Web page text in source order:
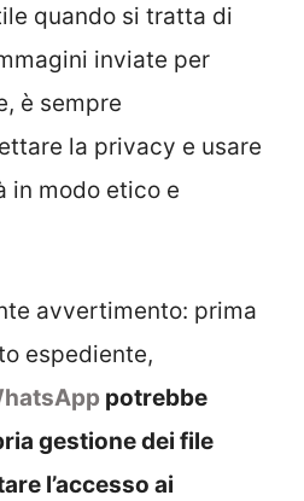
quando si tratta di
inviate per
è sempre
la privacy e usare
in modo etico e
avvertimento: prima
espediente,
potrebbe
gestione dei file
l’accesso ai